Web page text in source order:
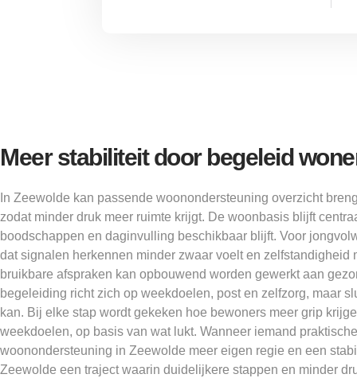
Meer stabiliteit door begeleid
In Zeewolde kan passende woonondersteuning overzicht
zodat minder druk meer ruimte krijgt. De woonbasis blijft
boodschappen en daginvulling beschikbaar blijft. Voor
dat signalen herkennen minder zwaar voelt en zelfstandigheid
bruikbare afspraken kan opbouwend worden gewerkt aan
begeleiding richt zich op weekdoelen, post en zelfzorg, maar
kan. Bij elke stap wordt gekeken hoe bewoners meer grip
weekdoelen, op basis van wat lukt. Wanneer iemand
woonondersteuning in Zeewolde meer eigen regie en een
Zeewolde een traject waarin duidelijkere stappen en minder